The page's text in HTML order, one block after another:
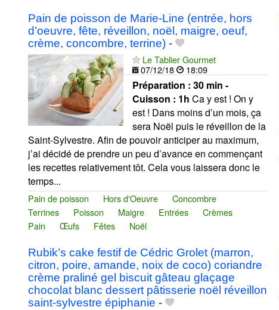
Pain de poisson de Marie-Line (entrée, hors
d’oeuvre, fête, réveillon, noël, maigre, oeuf,
crème, concombre, terrine) -
Le Tablier Gourmet
07/12/18
18:09
Préparation : 30 min -
Cuisson : 1h Ca y est ! On y
est ! Dans moins d’un mois, ça
sera Noël puis le réveillon de la
Saint-Sylvestre. Afin de pouvoir anticiper au maximum,
j’ai décidé de prendre un peu d’avance en commençant
les recettes relativement tôt. Cela vous laissera donc le
temps...
Pain de poisson Hors d'Oeuvre
Concombre
Terrines
Poisson Maigre Entrées
Crèmes
Pain
Œufs Fêtes Noël
Rubik’s cake festif de Cédric Grolet (marron,
citron, poire, amande, noix de coco) coriandre
crème praliné gel biscuit gâteau glaçage
chocolat blanc dessert pâtisserie noël réveillon
saint-sylvestre épiphanie -